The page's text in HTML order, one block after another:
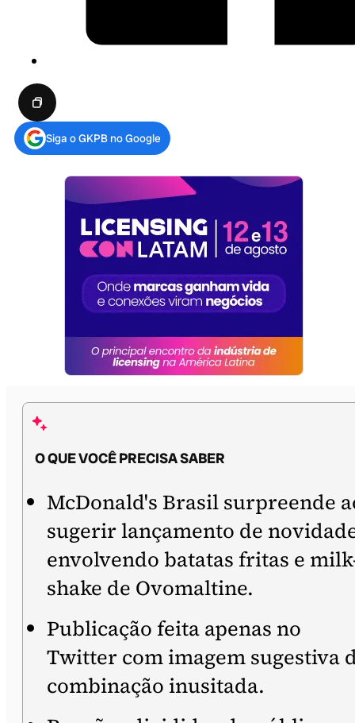
Siga o GKPB no Google
O QUE VOCÊ PRECISA SABER
McDonald's Brasil surpreende
sugerir lançamento de
envolvendo batatas fritas e
shake de Ovomaltine.
Publicação feita apenas no
Twitter com imagem sugestiva
combinação inusitada.